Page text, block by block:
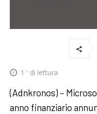
1 ' di lettura
(Adnkronos) –
anno finanziario